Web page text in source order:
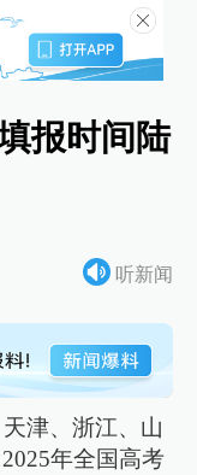
报时间陆
听新闻
津、浙江、山
年全国高考